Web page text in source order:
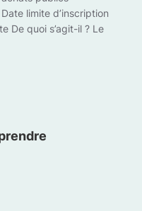
Date limite d’inscription
De quoi s’agit-il ? Le